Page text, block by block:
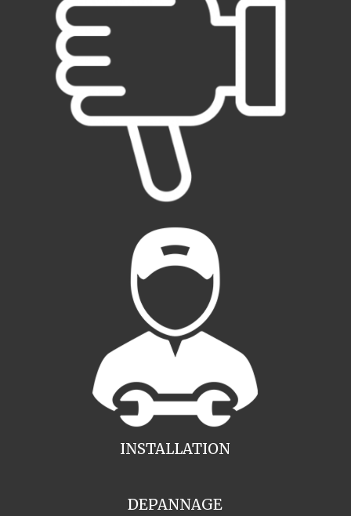
INSTALLATION
DEPANNAGE